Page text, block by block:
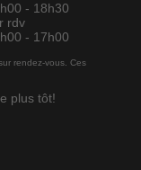
- 18h30
rdv
- 17h00
rendez-vous. Ces
plus tôt!